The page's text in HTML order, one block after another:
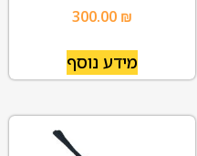
300.00 ₪
מידע נוסף